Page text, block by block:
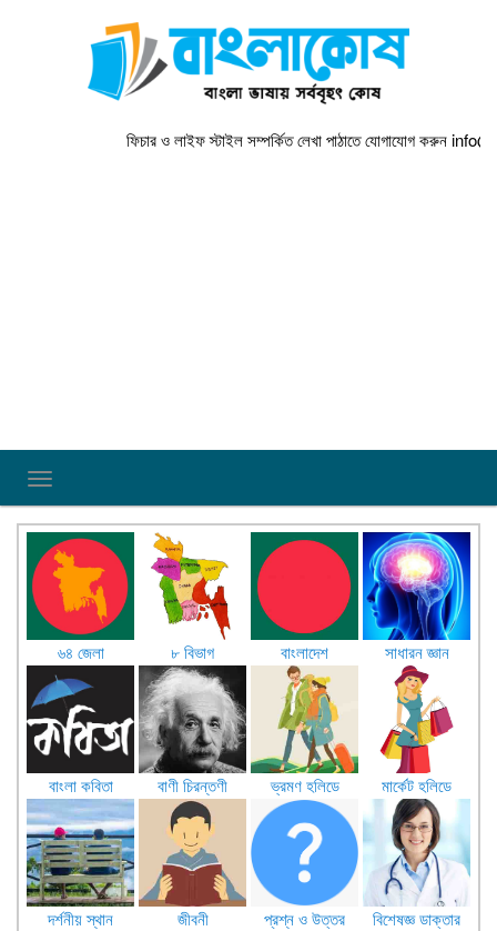
ফিচার ও লাইফ স্টাইল সম্পর্কিত লেখা পাঠাতে যোগাযোগ করুন
TOGGLE NAVIGATION
৬৪ জেলা ৮ বিভাগ বাংলাদেশ সাধারন জ্ঞান
বাংলা কবিতা বাণী চিরন্তণী ভ্রমণ হলিডে মার্কেট হলিডে
দর্শনীয় স্থান জীবনী প্রশ্ন ও উত্তর বিশেষজ্ঞ ডাক্তার